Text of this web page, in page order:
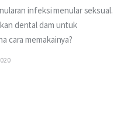
infeksi menular seksual.
dental dam untuk
cara memakainya?